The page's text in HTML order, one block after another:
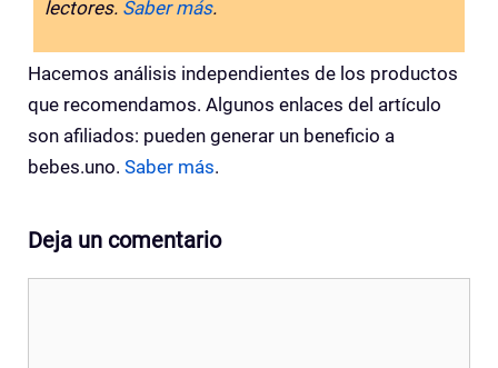
lectores. Saber más.
Hacemos análisis independientes de los productos
que recomendamos. Algunos enlaces del artículo
son afiliados: pueden generar un beneficio a
bebes.uno. Saber más.
Deja un comentario